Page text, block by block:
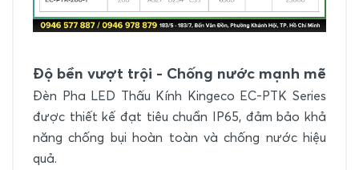
Độ bền vượt trội - Chống nước mạnh mẽ
Đèn Pha LED Thấu Kính Kingeco EC-PTK Series
được thiết kế đạt tiêu chuẩn IP65, đảm bảo khả
năng chống bụi hoàn toàn và chống nước hiệu
quả.